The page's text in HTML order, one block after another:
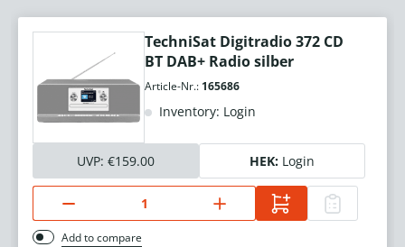
TechniSat Digitradio 372 CD
BT DAB+ Radio silber
Article-Nr.: 165686
Inventory: Login
UVP: €159.00 HEK: Login
Add to compare